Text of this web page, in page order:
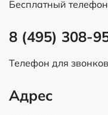
Бесплатный
8 (495) 308-
Телефон для
Адрес